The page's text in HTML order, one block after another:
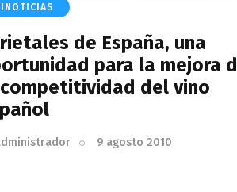
de España, una
para la mejora
del vino
9 agosto 2010